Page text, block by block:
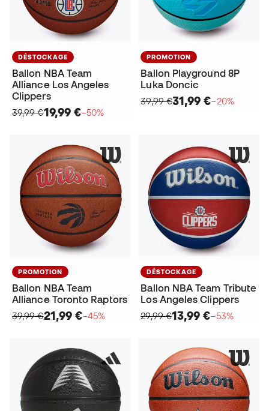
DÉSTOCKAGE
Ballon NBA Team
Alliance Los Angeles
Clippers
39,99 €19,99 €−50%
PROMOTION
Ballon Playground 8P
Luka Doncic
39,99 €31,99 €−20%
PROMOTION
Ballon NBA Team
Alliance Toronto Raptors
39,99 €21,99 €−45%
DÉSTOCKAGE
Ballon NBA Team Tribute
Los Angeles Clippers
29,99 €13,99 €−53%